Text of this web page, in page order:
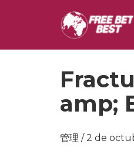
amp;
管理 / 2 de